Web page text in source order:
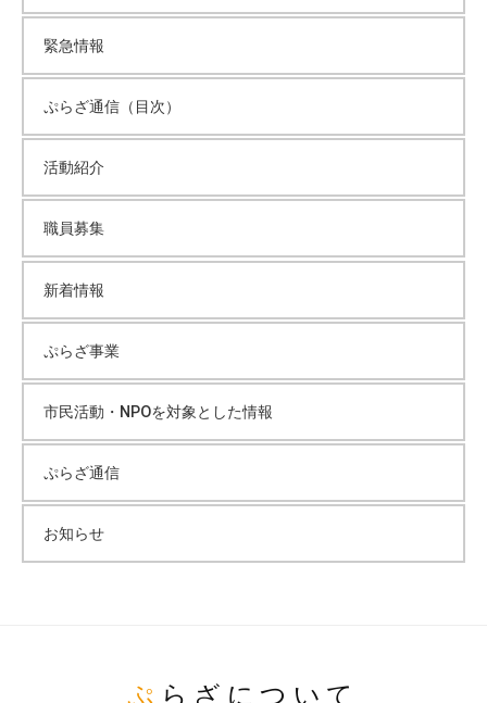
緊急情報
ぷらざ通信（目次）
活動紹介
職員募集
新着情報
ぷらざ事業
市民活動・NPOを対象とした情報
ぷらざ通信
お知らせ
ぷらざについて